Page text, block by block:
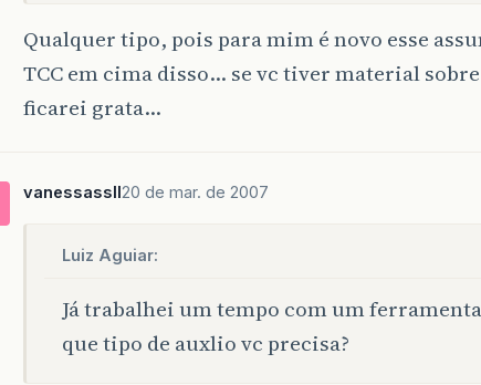
Qualquer tipo, pois para mim é novo esse
TCC em cima disso… se vc tiver material
ficarei grata…
vanessassll20 de mar. de 2007
Luiz Aguiar:
Já trabalhei um tempo com um
que tipo de auxlio vc precisa?